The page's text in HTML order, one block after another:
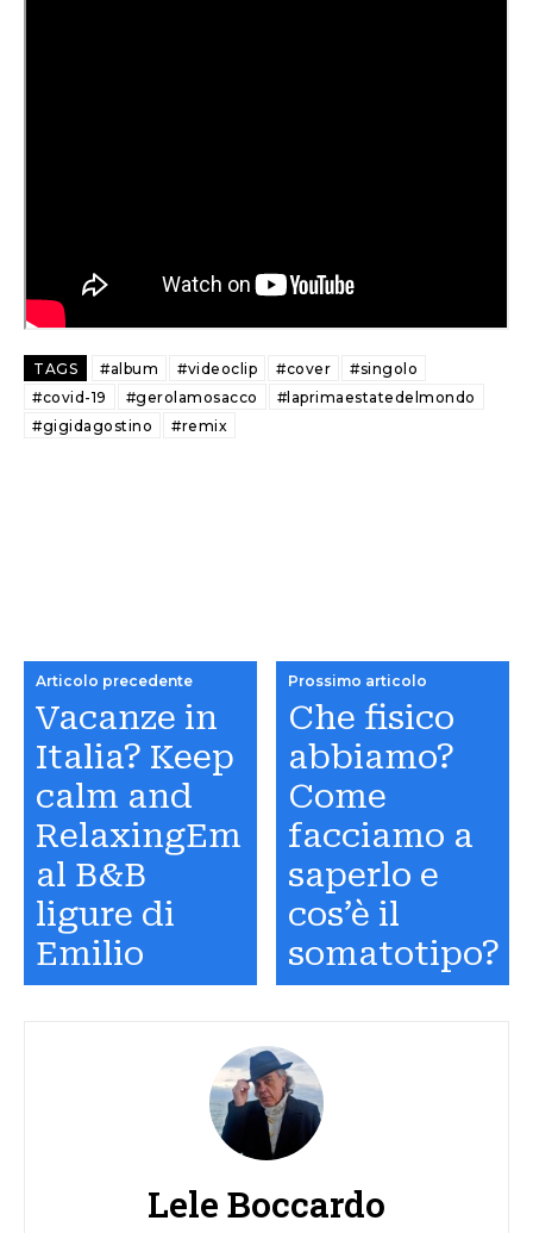
TAGS #album #videoclip #cover
#singolo
#covid-19
#gerolamosacco
#laprimaestatedelmondo
#gigidagostino
#remix
Articolo precedente
Vacanze in
Italia? Keep
calm and
RelaxingEm
al B&B
ligure di
Emilio
Prossimo articolo
Che fisico
abbiamo?
Come
facciamo a
saperlo e
cos’è il
somatotipo?
Lele Boccardo